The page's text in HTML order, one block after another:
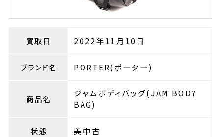
買取日 2022年11月10日
ブランド名 PORTER(ポーター)
商品名
ジャムボディバッグ(JAM BODY
BAG)
状態 美中古